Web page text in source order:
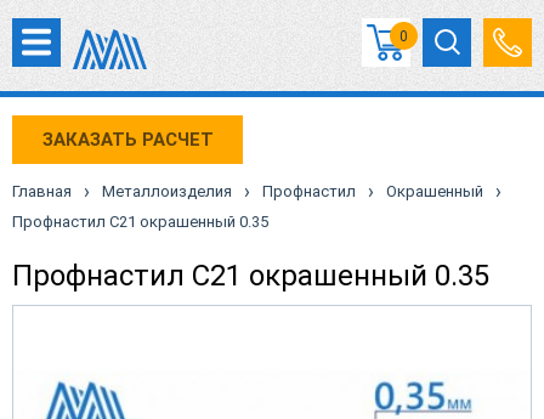
0
ЗАКАЗАТЬ РАСЧЕТ
Главная › Металлоизделия › Профнастил › Окрашенный ›
Профнастил С21 окрашенный 0.35
Профнастил С21 окрашенный 0.35